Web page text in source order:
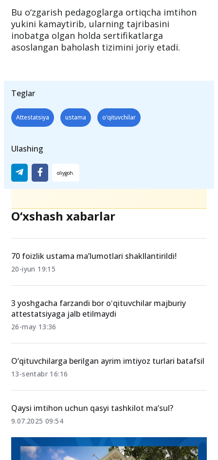
birinchi bosqichi – mutaxassislik fani va kasb
standarti sinovidan ozod etiladi.
Bu o‘zgarish pedagoglarga ortiqcha imtihon
Teglar
Attestatsiya
Ulashing
O‘xshash xabarlar
70 foizlik ustama ma’lumotlari shakllantirildi!
20-iyun 19:15
attestatsiyaga jalb etilmaydi
26-may 13:36
O‘qituvchilarga berilgan ayrim imtiyoz turlari batafsil
13-sentabr 16:16
9.07.2025 09:54